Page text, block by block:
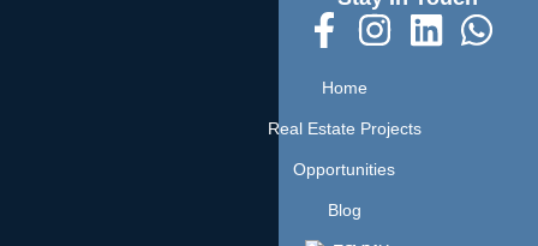
Home
Real Estate Projects
Opportunities
Blog